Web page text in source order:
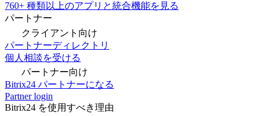
760+ 種類以上のアプリと統合機能を見る
パートナー
クライアント向け
パートナーディレクトリ
個人相談を受ける
パートナー向け
Bitrix24 パートナーになる
Partner login
Bitrix24 を使用すべき理由